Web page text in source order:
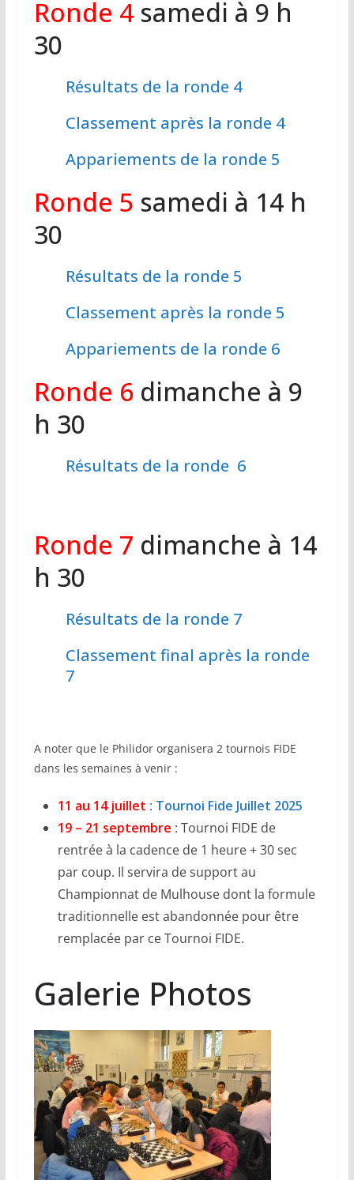
Ronde 4samedi à 9 h
30
Résultats de la ronde 4
Classement après la ronde 4
Appariements de la ronde 5
Ronde 5 samedi à 14 h
30
Résultats de la ronde 5
Classement après la ronde 5
Appariements de la ronde 6
Ronde 6dimanche à 9
h 30
Résultats de la ronde 6
Ronde 7 dimanche à 14
h 30
Résultats de la ronde 7
Classement final après la ronde
7
A noter que le Philidor organisera 2 tournois FIDE
dans les semaines à venir :
11 au 14 juillet : Tournoi Fide Juillet 2025
19 – 21 septembre : Tournoi FIDE de
rentrée à la cadence de 1 heure + 30 sec
par coup. Il servira de support au
Championnat de Mulhouse dont la formule
traditionnelle est abandonnée pour être
remplacée par ce Tournoi FIDE.
Galerie Photos